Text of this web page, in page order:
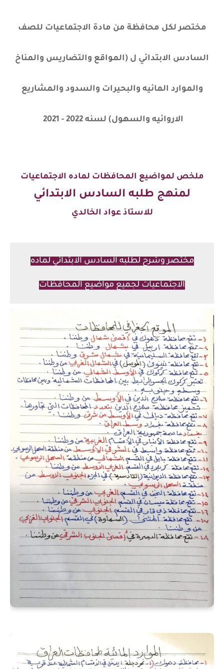
مختصر لكل محافظة من مادة الاجتماعيات للصف
السادس الابتدائي ل (المواقع والتضاريس والمناخ
والموارد المائيه والبحيرات والسدود والمشاريع
الاروائيه والسهول) لسنه 2022 - 2021
ملخص لمواضيع المحافظات لماده الاجتماعيات
لمنهج طلبه السادس الابتدائي
للاستاذ عواد الخالدي
مختصر وشرح لطلبه السادس الابتدائي لماده
الاجتماعيات لجميع مواضيع المحافظات